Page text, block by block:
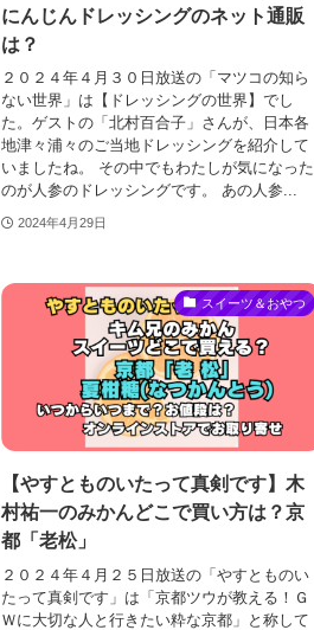
にんじんドレッシングのネット通販
は？
２０２４年４月３０日放送の「マツコの知ら
ない世界」は【ドレッシングの世界】でし
た。ゲストの「北村百合子」さんが、日本各
地津々浦々のご当地ドレッシングを紹介して
いましたね。 その中でもわたしが気になった
のが人参のドレッシングです。 あの人参...
2024年4月29日
スイーツ＆おやつ
【やすとものいたって真剣です】木
村祐一のみかんどこで買い方は？京
都「老松」
２０２４年４月２５日放送の「やすとものい
たって真剣です」は「京都ツウが教える！Ｇ
Ｗに大切な人と行きたい粋な京都」と称して